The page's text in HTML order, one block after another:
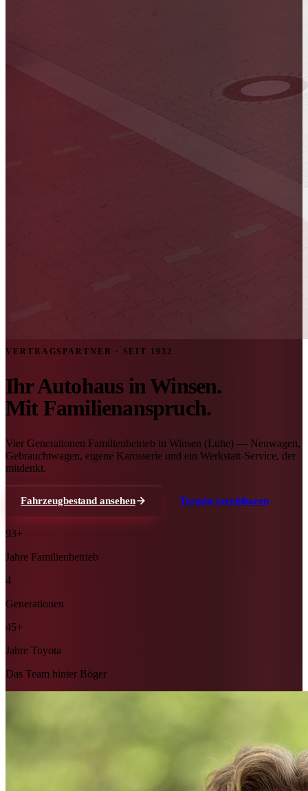
VERTRAGSPARTNER · SEIT 1932
Ihr Autohaus in Winsen.
Mit Familienanspruch.
Vier Generationen Familienbetrieb in Winsen (Luhe) — Neuwagen,
Gebrauchtwagen, eigene Karosserie und ein Werkstatt-Service, der
mitdenkt.
Fahrzeugbestand ansehen Termin vereinbaren
93+
Jahre Familienbetrieb
4
Generationen
45+
Jahre Toyota
Das Team hinter Böger